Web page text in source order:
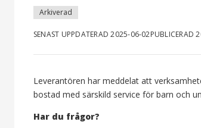
Arkiverad
SENAST UPPDATERAD 2025-06-02PUBLICERAD
Leverantören har meddelat att
bostad med särskild service för barn och
Har du frågor?